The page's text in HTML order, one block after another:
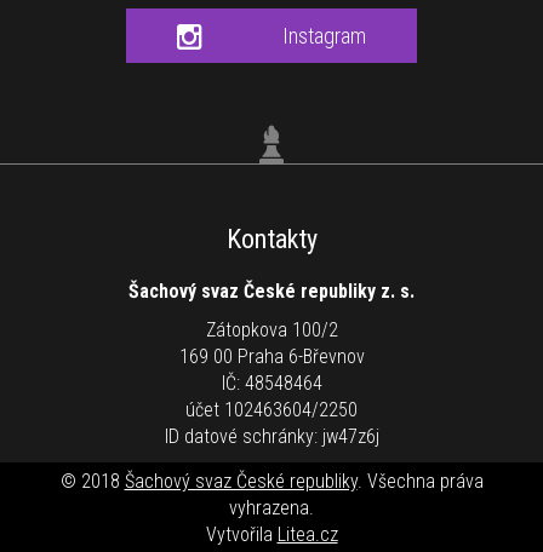
Instagram
Kontakty
Šachový svaz České republiky z. s.
Zátopkova 100/2
169 00 Praha 6-Břevnov
IČ: 48548464
účet 102463604/2250
ID datové schránky: jw47z6j
© 2018 Šachový svaz České republiky. Všechna práva
vyhrazena.
Vytvořila Litea.cz